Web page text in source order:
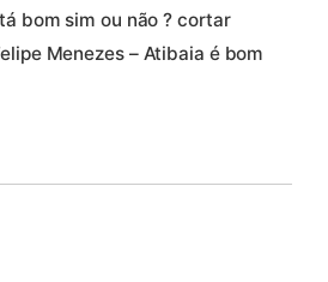
bom sim ou não ? cortar
Menezes – Atibaia é bom